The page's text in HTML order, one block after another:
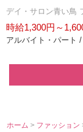
デイ・サロン青い鳥
時給1,300円～
アルバイト・パート
ホーム > ファッション